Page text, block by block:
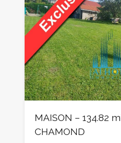
MAISON – 134.82
CHAMOND